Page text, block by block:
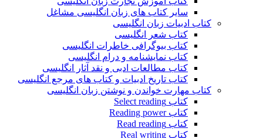
سایر کتاب های زبان انگلیسی مشاغل
کتاب ادبیات زبان انگلیسی
کتاب شعر انگلیسی
کتاب بیوگرافی خاطرات انگلیسی
کتاب نمایشنامه و درام انگلیسی
کتاب مطالعات ادبی و نقد آثار انگلیسی
کتاب تاریخ ادبیات و کتاب های مرجع انگلیسی
کتاب مهارت خواندن و نوشتن زبان انگلیسی
کتاب Select reading
کتاب Reading power
کتاب Read reading
کتاب Real writing